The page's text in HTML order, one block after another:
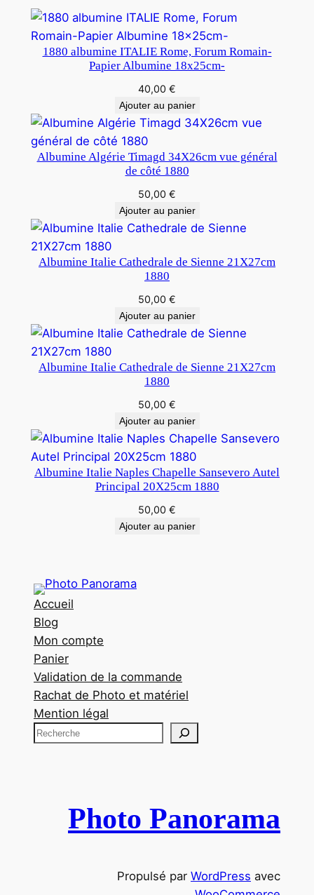
1880 albumine ITALIE Rome, Forum Romain-
Papier Albumine 18x25cm-
40,00 €
Ajouter au panier
Albumine Algérie Timagd 34X26cm vue général
de côté 1880
50,00 €
Ajouter au panier
Albumine Italie Cathedrale de Sienne 21X27cm
1880
50,00 €
Ajouter au panier
Albumine Italie Cathedrale de Sienne 21X27cm
1880
50,00 €
Ajouter au panier
Albumine Italie Naples Chapelle Sansevero Autel
Principal 20X25cm 1880
50,00 €
Ajouter au panier
Accueil
Blog
Mon compte
Panier
Validation de la commande
Rachat de Photo et matériel
Mention légal
R
Photo Panorama
Propulsé par WordPress avec